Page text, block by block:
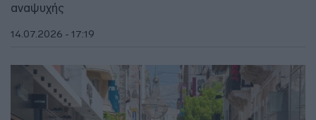
αναψυχής
14.07.2026 - 17:19